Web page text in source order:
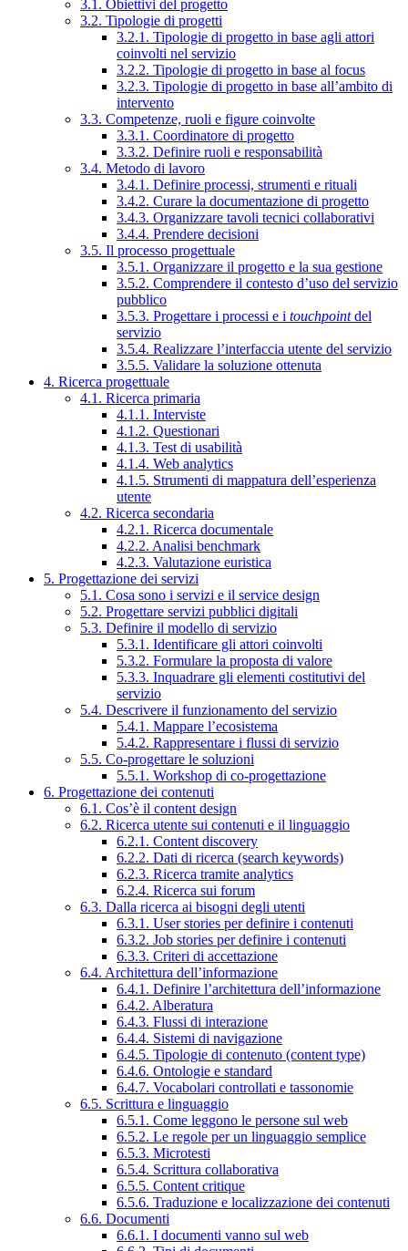
3.1. Obiettivi del progetto
3.2. Tipologie di progetti
3.2.1. Tipologie di progetto in base agli attori
coinvolti nel servizio
3.2.2. Tipologie di progetto in base al focus
3.2.3. Tipologie di progetto in base all’ambito di
intervento
3.3. Competenze, ruoli e figure coinvolte
3.3.1. Coordinatore di progetto
3.3.2. Definire ruoli e responsabilità
3.4. Metodo di lavoro
3.4.1. Definire processi, strumenti e rituali
3.4.2. Curare la documentazione di progetto
3.4.3. Organizzare tavoli tecnici collaborativi
3.4.4. Prendere decisioni
3.5. Il processo progettuale
3.5.1. Organizzare il progetto e la sua gestione
3.5.2. Comprendere il contesto d’uso del servizio
pubblico
3.5.3. Progettare i processi e i touchpointdel
servizio
3.5.4. Realizzare l’interfaccia utente del servizio
3.5.5. Validare la soluzione ottenuta
4. Ricerca progettuale
4.1. Ricerca primaria
4.1.1. Interviste
4.1.2. Questionari
4.1.3. Test di usabilità
4.1.4. Web analytics
4.1.5. Strumenti di mappatura dell’esperienza
utente
4.2. Ricerca secondaria
4.2.1. Ricerca documentale
4.2.2. Analisi benchmark
4.2.3. Valutazione euristica
5. Progettazione dei servizi
5.1. Cosa sono i servizi e il service design
5.2. Progettare servizi pubblici digitali
5.3. Definire il modello di servizio
5.3.1. Identificare gli attori coinvolti
5.3.2. Formulare la proposta di valore
5.3.3. Inquadrare gli elementi costitutivi del
servizio
5.4. Descrivere il funzionamento del servizio
5.4.1. Mappare l’ecosistema
5.4.2. Rappresentare i flussi di servizio
5.5. Co-progettare le soluzioni
5.5.1. Workshop di co-progettazione
6. Progettazione dei contenuti
6.1. Cos’è il content design
6.2. Ricerca utente sui contenuti e il linguaggio
6.2.1. Content discovery
6.2.2. Dati di ricerca (search keywords)
6.2.3. Ricerca tramite analytics
6.2.4. Ricerca sui forum
6.3. Dalla ricerca ai bisogni degli utenti
6.3.1. User stories per definire i contenuti
6.3.2. Job stories per definire i contenuti
6.3.3. Criteri di accettazione
6.4. Architettura dell’informazione
6.4.1. Definire l’architettura dell’informazione
6.4.2. Alberatura
6.4.3. Flussi di interazione
6.4.4. Sistemi di navigazione
6.4.5. Tipologie di contenuto (content type)
6.4.6. Ontologie e standard
6.4.7. Vocabolari controllati e tassonomie
6.5. Scrittura e linguaggio
6.5.1. Come leggono le persone sul web
6.5.2. Le regole per un linguaggio semplice
6.5.3. Microtesti
6.5.4. Scrittura collaborativa
6.5.5. Content critique
6.5.6. Traduzione e localizzazione dei contenuti
6.6. Documenti
6.6.1. I documenti vanno sul web